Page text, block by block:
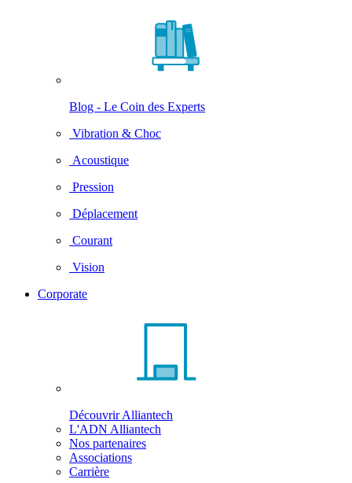
Blog - Le Coin des Experts
Vibration & Choc
Acoustique
Pression
Déplacement
Courant
Vision
Corporate
Découvrir Alliantech
L'ADN Alliantech
Nos partenaires
Associations
Carrière